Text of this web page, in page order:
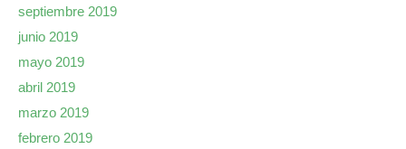
septiembre 2019
junio 2019
mayo 2019
abril 2019
marzo 2019
febrero 2019